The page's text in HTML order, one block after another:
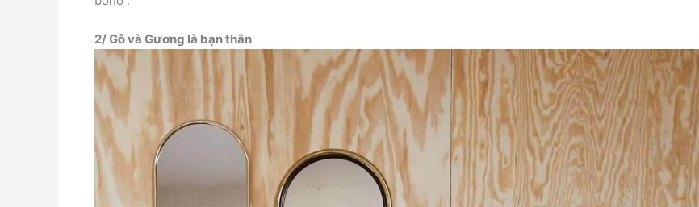
2/ Gỗ và Gương là bạn thân